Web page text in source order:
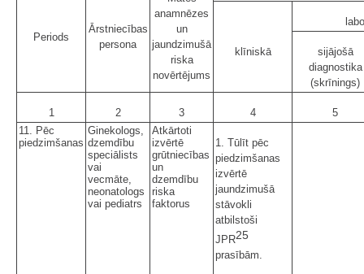
Periods
Ārstniecības
persona
anamnēzes
un
jaundzimušā
riska
novērtējums
klīniskā
sijājošā
diagnostika
(skrīnings)
1 2 3 4
5
11. Pēc
piedzimšanas
Ginekologs,
dzemdību
speciālists
vai
vecmāte,
neonatologs
vai pediatrs
Atkārtoti
izvērtē
grūtniecības
un
dzemdību
riska
faktorus
1. Tūlīt pēc
piedzimšanas
izvērtē
jaundzimušā
stāvokli
atbilstoši
JPR25
prasībām.